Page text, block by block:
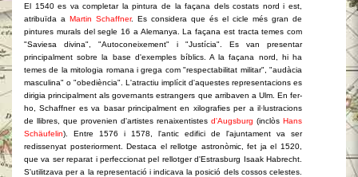
El 1540 es va completar la pintura de la façana dels costats nord i est,
atribuïda a Martin Schaffner. Es considera que és el cicle més gran de
pintures murals del segle 16 a Alemanya. La façana est tracta temes com
"Saviesa divina", "Autoconeixement" i "Justícia". Es van presentar
principalment sobre la base d'exemples bíblics. A la façana nord, hi ha
temes de la mitologia romana i grega com "respectabilitat militar", "audàcia
masculina" o "obediència". L'atractiu implícit d'aquestes representacions es
dirigia principalment als governants estrangers que arribaven a Ulm. En fer-
ho, Schaffner es va basar principalment en xilografies per a il·lustracions
de llibres, que provenien d'artistes renaixentistes d'Augsburg (inclòs Hans
Schäufelin). Entre 1576 i 1578, l'antic edifici de l'ajuntament va ser
redissenyat posteriorment. Destaca el rellotge astronòmic, fet ja el 1520,
que va ser reparat i perfeccionat pel rellotger d'Estrasburg Isaak Habrecht.
S'utilitzava per a la representació i indicava la posició dels cossos celestes.